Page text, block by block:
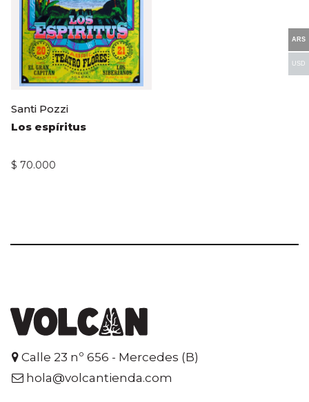
ARS
USD
Santi Pozzi
Los espíritus
$ 70.000
Calle 23 nº 656 - Mercedes (B)
hola@volcantienda.com